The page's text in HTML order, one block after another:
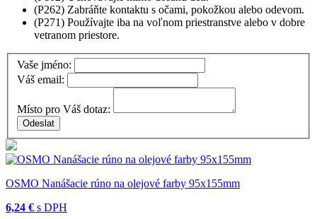
(P262) Zabráňte kontaktu s očami, pokožkou alebo odevom.
(P271) Používajte iba na voľnom priestranstve alebo v dobre
vetranom priestore.
Vaše jméno:
Váš email:
Místo pro Váš dotaz:
OSMO Nanášacie rúno na olejové farby 95x155mm
6,24 € s DPH